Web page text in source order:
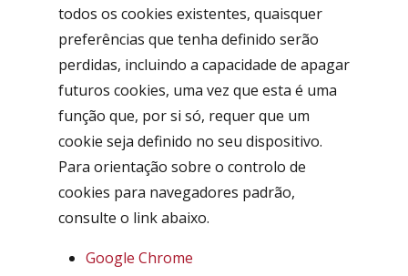
todos os cookies existentes, quaisquer
preferências que tenha definido serão
perdidas, incluindo a capacidade de apagar
futuros cookies, uma vez que esta é uma
função que, por si só, requer que um
cookie seja definido no seu dispositivo.
Para orientação sobre o controlo de
cookies para navegadores padrão,
consulte o link abaixo.
Google Chrome